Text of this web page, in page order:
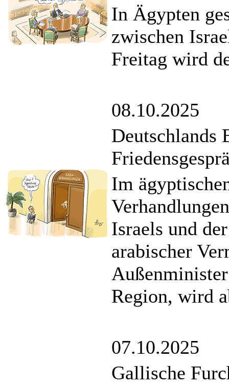
In Ägypten
zwischen
Freitag wird
08.10.2025
Deutschlands
Im
Israels und
arabischer
Region, wird
07.10.2025
Gallische